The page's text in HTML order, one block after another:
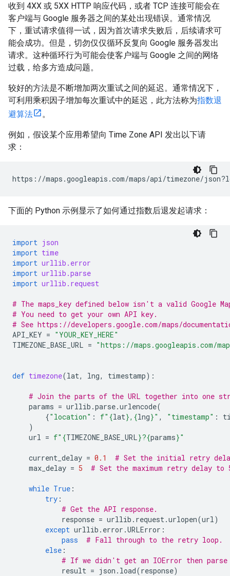
收到 4XX 或 5XX HTTP 响应代码，或者 TCP 连接可能会在
客户端与 Google 服务器之间的某处出现错误。通常情况
下，重试请求值得一试，因为首次请求失败后，后续请求可
能会成功。但是，切勿仅仅循环反复向 Google 服务器发出
请求。这种循环行为可能会使客户端与 Google 之间的网络
过载，给多方造成问题。
较好的方法是不断增加两次重试之间的延迟。通常情况下，
可利用乘积因子增加每次重试中的延迟，此方法称为指数退
避算法
。
例如，假设某个应用希望向 Time Zone API 发出以下请
求：
https://maps.googleapis.com/maps/api/timezone/
下面的 Python 示例显示了如何通过指数后退发起请求：
import json
import time
import urllib.error
import urllib.parse
import urllib.request
# The maps_key defined below isn't a valid Google
# You need to get your own API key.
# See https://developers.google.com/maps/
API_KEY = "YOUR_KEY_HERE"
TIMEZONE_BASE_URL = "https://maps.googleapis.com/
def timezone(lat, lng, timestamp):
# Join the parts of the URL together into one
params = urllib .parse.urlencode(
{"location" : f" {lat}, {lng}" , "timestamp" :
)
url = f" {TIMEZONE_BASE_URL}?{params}"
current_delay = 0.1
# Set the initial retry
max_delay = 5 # Set the maximum retry delay to
while True :
try :
# Get the API response.
response = urllib . request.urlopen(url)
except urllib . error .URLError :
pass
# Fall through to the retry loop.
else :
# If we didn't get an IOError then
result = json . load(response)